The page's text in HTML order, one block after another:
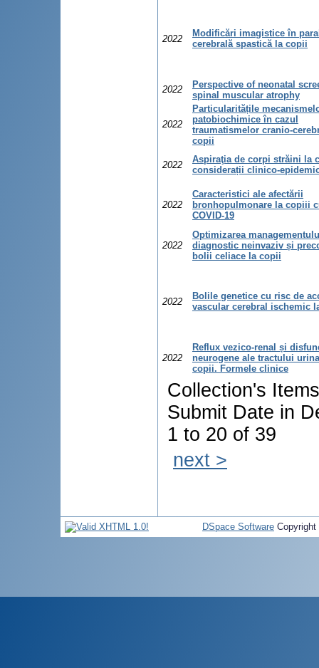
2022
Modificări imagistice în
cerebrală spastică la copii
2022
Perspective of neonatal
spinal muscular atrophy
2022
Particularitățile
patobiochimice în cazul
traumatismelor cranio-
copii
2022
Aspiraţia de corpi străini la
considerații clinico-
2022
Caracteristici ale afectării
bronhopulmonare la copiii
COVID-19
2022
Optimizarea
diagnostic neinvaziv și
bolii celiace la copii
2022
Bolile genetice cu risc de
vascular cerebral ischemic
2022
Reflux vezico-renal și
neurogene ale tractului
copii. Formele clinice
Collection's
Submit Date in
1 to 20 of 39
next >
DSpace Software